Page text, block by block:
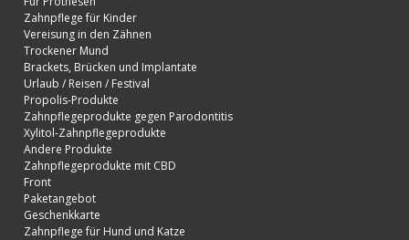
Zahnpflege für Kinder
Vereisung in den Zähnen
Trockener Mund
Brackets, Brücken und Implantate
Urlaub / Reisen / Festival
Propolis-Produkte
Zahnpflegeprodukte gegen Parodontitis
Xylitol-Zahnpflegeprodukte
Andere Produkte
Zahnpflegeprodukte mit CBD
Front
Paketangebot
Geschenkkarte
Zahnpflege für Hund und Katze